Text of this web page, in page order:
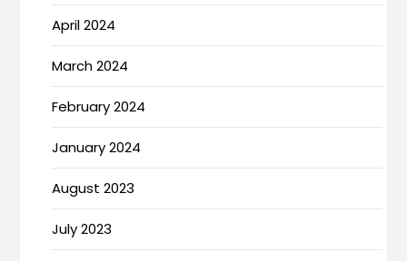
April 2024
March 2024
February 2024
January 2024
August 2023
July 2023